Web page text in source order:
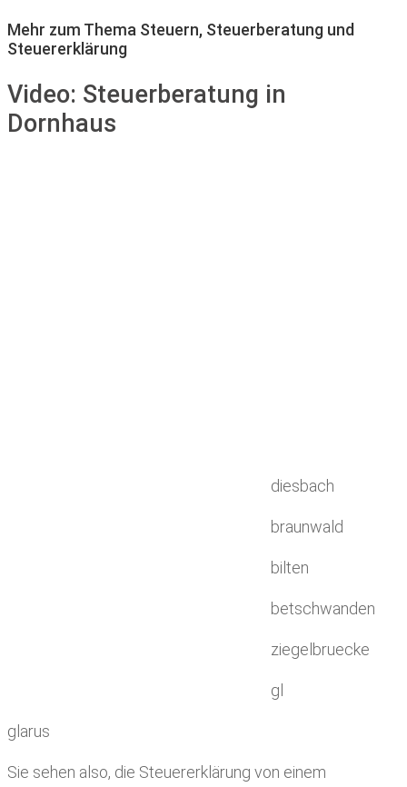
Mehr zum Thema Steuern, Steuerberatung und
Steuererklärung
Video: Steuerberatung in
Dornhaus
diesbach
braunwald
bilten
betschwanden
ziegelbruecke
gl
glarus
Sie sehen also, die Steuererklärung von einem